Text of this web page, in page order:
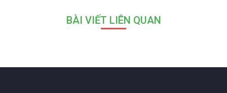
BÀI VIẾT LIÊN QUAN